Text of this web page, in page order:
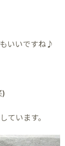
いいですね♪
)
ています。